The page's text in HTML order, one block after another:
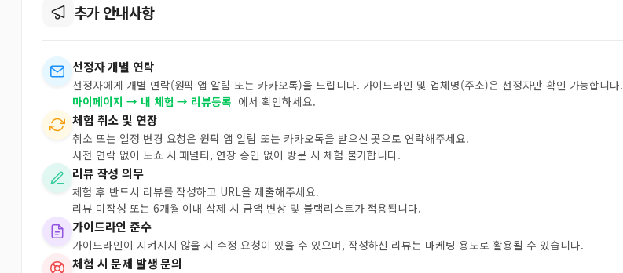
추가 안내사항
선정자 개별 연락
선정자에게 개별 연락(원픽 앱 알림 또는 카카오톡)을 드립니다. 가이드라인 및 업체명(주소)은 선정자만 확인 가능합니다.
마이페이지 → 내 체험 → 리뷰등록 에서 확인하세요.
체험 취소 및 연장
취소 또는 일정 변경 요청은 원픽 앱 알림 또는 카카오톡을 받으신 곳으로 연락해주세요.
사전 연락 없이 노쇼 시 패널티, 연장 승인 없이 방문 시 체험 불가합니다.
리뷰 작성 의무
체험 후 반드시 리뷰를 작성하고 URL을 제출해주세요.
리뷰 미작성 또는 6개월 이내 삭제 시 금액 변상 및 블랙리스트가 적용됩니다.
가이드라인 준수
가이드라인이 지켜지지 않을 시 수정 요청이 있을 수 있으며, 작성하신 리뷰는 마케팅 용도로 활용될 수 있습니다.
체험 시 문제 발생 문의